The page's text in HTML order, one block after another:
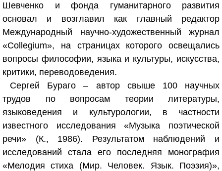
Шевченко и фонда гуманитарного развития
основал и возглавил как главный редактор
Международный научно-художественный журнал
«Collegium», на страницах которого освещались
вопросы философии, языка и культуры, искусства,
критики, переводоведения.
Сергей Бураго – автор свыше 100 научных
трудов по вопросам теории литературы,
языковедения и культурологии, в частности
известного исследования «Музыка поэтической
речи» (К., 1986). Результатом наблюдений и
исследований стала его последняя монография
«Мелодия стиха (Мир. Человек. Язык. Поэзия)»,